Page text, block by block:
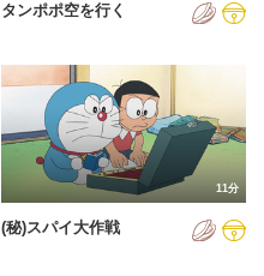
タンポポ空を行く
11分
(秘)スパイ大作戦